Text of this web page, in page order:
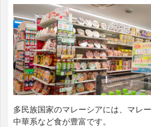
多民族国家のマレーシアには、マレ
中華系など食が豊富です。